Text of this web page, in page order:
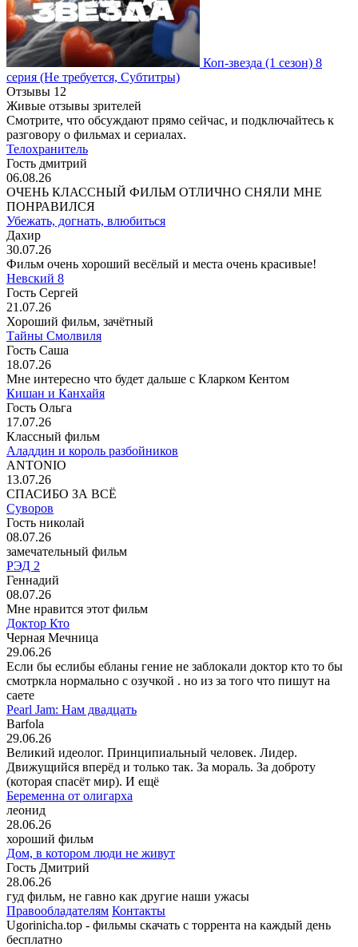
Коп-звезда (1 сезон) 8
серия (Не требуется, Субтитры)
Отзывы 12
Живые отзывы зрителей
Смотрите, что обсуждают прямо сейчас, и подключайтесь к
разговору о фильмах и сериалах.
Телохранитель
Гость дмитрий
06.08.26
ОЧЕНЬ КЛАССНЫЙ ФИЛЬМ ОТЛИЧНО СНЯЛИ МНЕ
ПОНРАВИЛСЯ
Убежать, догнать, влюбиться
Дахир
30.07.26
Фильм очень хороший весёлый и места очень красивые!
Невский 8
Гость Сергей
21.07.26
Хороший фильм, зачётный
Тайны Смолвиля
Гость Саша
18.07.26
Мне интересно что будет дальше с Кларком Кентом
Кишан и Канхайя
Гость Ольга
17.07.26
Классный фильм
Аладдин и король разбойников
ANTONIO
13.07.26
СПАСИБО ЗА ВСЁ
Суворов
Гость николай
08.07.26
замечательный фильм
РЭД 2
Геннадий
08.07.26
Мне нравится этот фильм
Доктор Кто
Черная Мечница
29.06.26
Если бы еслибы ебланы гение не заблокали доктор кто то бы
смотркла нормально с озучкой . но из за того что пишут на
саете
Pearl Jam: Нам двадцать
Barfola
29.06.26
Великий идеолог. Принципиальный человек. Лидер.
Движущийся вперёд и только так. За мораль. За доброту
(которая спасёт мир). И ещё
Беременна от олигарха
леонид
28.06.26
хороший фильм
Дом, в котором люди не живут
Гость Дмитрий
28.06.26
гуд фильм, не гавно как другие наши ужасы
Правообладателям Контакты
Ugorinicha.top - фильмы скачать с торрента на каждый день
бесплатно